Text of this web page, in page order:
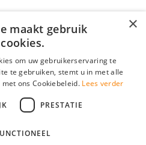
×
maakt gebruik
om uw gebruikerservaring te
te gebruiken, stemt u in met alle
ons Cookiebeleid. Lees verder
PRESTATIE